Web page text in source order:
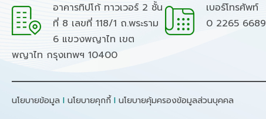
อาคารทิปโก้ ทาวเวอร์ 2 ชั้น
ที่ 8 เลขที่ 118/1 ถ.พระราม
6 แขวงพญาไท เขต
พญาไท กรุงเทพฯ 10400
เบอร์โทรศัพท์
0 2265 6689
นโยบายข้อมูล I นโยบายคุกกี้ I นโยบายคุ้มครองข้อมูลส่วนบุคคล